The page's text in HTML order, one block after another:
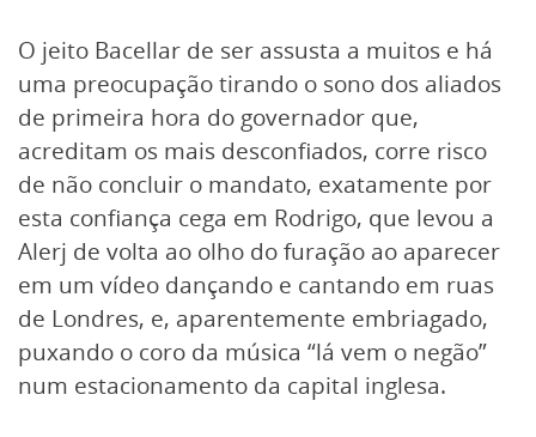
O jeito Bacellar de ser assusta a muitos e há
uma preocupação tirando o sono dos aliados
de primeira hora do governador que,
acreditam os mais desconfiados, corre risco
de não concluir o mandato, exatamente por
esta confiança cega em Rodrigo, que levou a
Alerj de volta ao olho do furação ao aparecer
em um vídeo dançando e cantando em ruas
de Londres, e, aparentemente embriagado,
puxando o coro da música “lá vem o negão”
num estacionamento da capital inglesa.